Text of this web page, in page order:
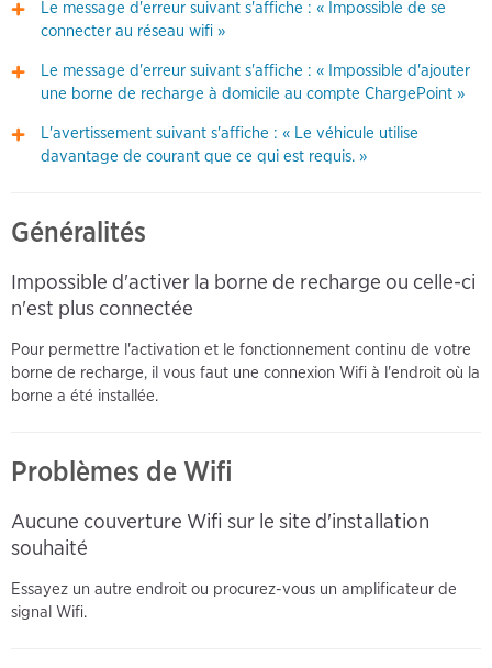
Le message d'erreur suivant s'affiche : « Impossible de se
connecter au réseau wifi »
Le message d'erreur suivant s'affiche : « Impossible d'ajouter
une borne de recharge à domicile au compte ChargePoint »
L'avertissement suivant s'affiche : « Le véhicule utilise
davantage de courant que ce qui est requis. »
Généralités
Impossible d'activer la borne de recharge ou celle-ci
n'est plus connectée
Pour permettre l'activation et le fonctionnement continu de votre
borne de recharge, il vous faut une connexion Wifi à l'endroit où la
borne a été installée.
Problèmes de Wifi
Aucune couverture Wifi sur le site d'installation
souhaité
Essayez un autre endroit ou procurez-vous un amplificateur de
signal Wifi.